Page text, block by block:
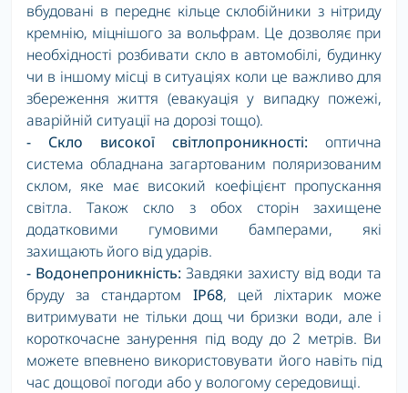
вбудовані в переднє кільце склобійники з нітриду
кремнію, міцнішого за вольфрам. Це дозволяє при
необхідності розбивати скло в автомобілі, будинку
чи в іншому місці в ситуаціях коли це важливо для
збереження життя (евакуація у випадку пожежі,
аварійній ситуації на дорозі тощо).
- Скло високої світлопроникності: оптична
система обладнана загартованим поляризованим
склом, яке має високий коефіцієнт пропускання
світла. Також скло з обох сторін захищене
додатковими гумовими бамперами, які
захищають його від ударів.
- Водонепроникність: Завдяки захисту від води та
бруду за стандартом IP68, цей ліхтарик може
витримувати не тільки дощ чи бризки води, але і
короткочасне занурення під воду до 2 метрів. Ви
можете впевнено використовувати його навіть під
час дощової погоди або у вологому середовищі.